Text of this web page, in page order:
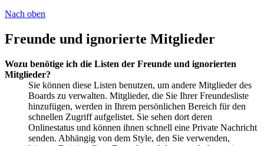
Nach oben
Freunde und ignorierte Mitglieder
Wozu benötige ich die Listen der Freunde und ignorierten
Mitglieder?
Sie können diese Listen benutzen, um andere Mitglieder des
Boards zu verwalten. Mitglieder, die Sie Ihrer Freundesliste
hinzufügen, werden in Ihrem persönlichen Bereich für den
schnellen Zugriff aufgelistet. Sie sehen dort deren
Onlinestatus und können ihnen schnell eine Private Nachricht
senden. Abhängig von dem Style, den Sie verwenden,